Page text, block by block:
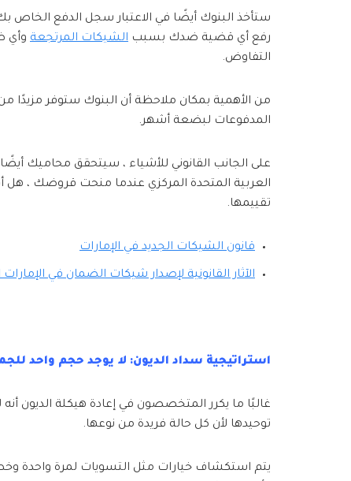
ستأخذ البنوك أيضًا في الاعتبار سجل الدفع الخاص
رفع أي قضية ضدك بسبب الشيكات المرتجعة وأي
التفاوض.
من الأهمية بمكان ملاحظة أن البنوك ستوفر
المدفوعات لبضعة أشهر.
على الجانب القانوني للأشياء ، سيتحقق محاميك
العربية المتحدة المركزي عندما منحت قروضك ،
تقييمها.
قانون الشيكات الجديد في الإمارات
الآثار القانونية لإصدار شيكات الضمان في الإمارات
استراتيجية سداد الديون: لا يوجد حجم واحد
غالبًا ما يكرر المتخصصون في إعادة هيكلة الديون
توحيدها لأن كل حالة فريدة من نوعها.
يتم استكشاف خيارات مثل التسويات لمرة واحدة